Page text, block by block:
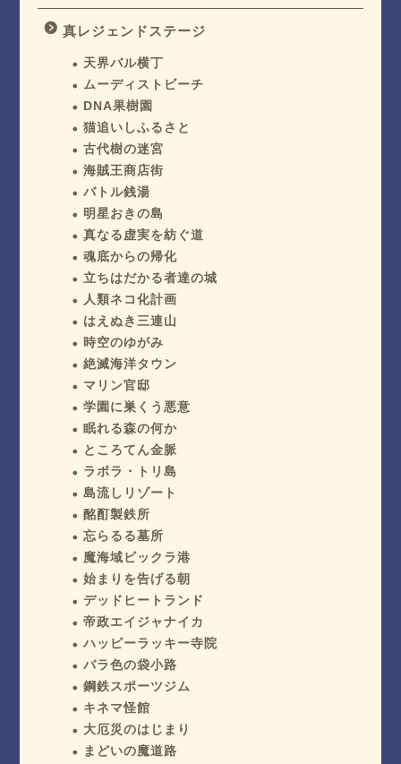
真レジェンドステージ
天界バル横丁
ムーディストビーチ
DNA果樹園
猫追いしふるさと
古代樹の迷宮
海賊王商店街
バトル銭湯
明星おきの島
真なる虚実を紡ぐ道
魂底からの帰化
立ちはだかる者達の城
人類ネコ化計画
はえぬき三連山
時空のゆがみ
絶滅海洋タウン
マリン官邸
学園に巣くう悪意
眠れる森の何か
ところてん金脈
ラボラ・トリ島
島流しリゾート
酩酊製鉄所
忘らるる墓所
魔海域ビックラ港
始まりを告げる朝
デッドヒートランド
帝政エイジャナイカ
ハッピーラッキー寺院
バラ色の袋小路
鋼鉄スポーツジム
キネマ怪館
大厄災のはじまり
まどいの魔道路